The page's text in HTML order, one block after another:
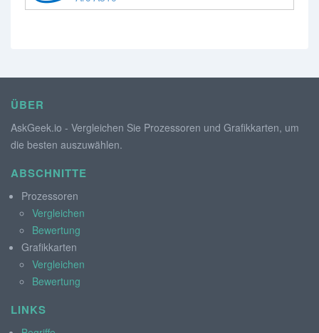
ÜBER
AskGeek.io - Vergleichen Sie Prozessoren und Grafikkarten, um
die besten auszuwählen.
ABSCHNITTE
Prozessoren
Vergleichen
Bewertung
Grafikkarten
Vergleichen
Bewertung
LINKS